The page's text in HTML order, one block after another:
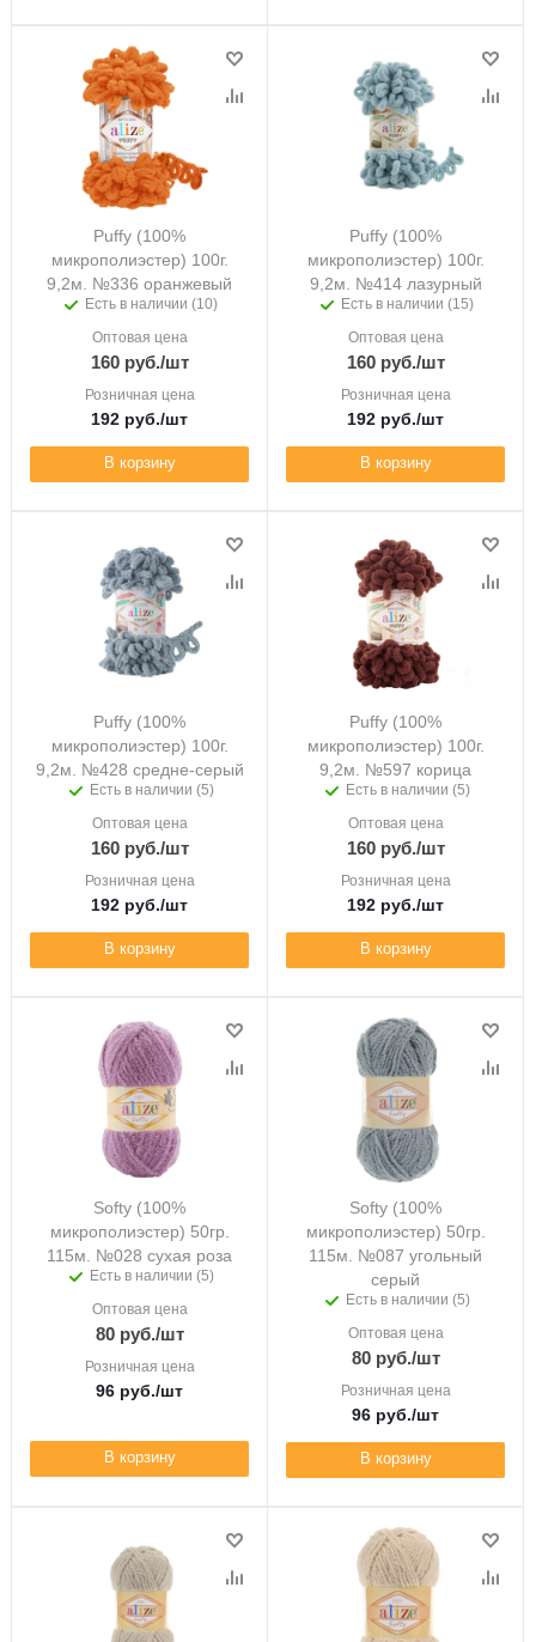
Puffy (100%
микрополиэстер) 100г.
9,2м. №336 оранжевый
Есть в наличии (10)
Оптовая цена
160руб./шт
Розничная цена
192 руб./шт
В корзину
Puffy (100%
микрополиэстер) 100г.
9,2м. №414 лазурный
Есть в наличии (15)
Оптовая цена
160руб./шт
Розничная цена
192 руб./шт
В корзину
Puffy (100%
микрополиэстер) 100г.
9,2м. №428 средне-серый
Есть в наличии (5)
Оптовая цена
160руб./шт
Розничная цена
192 руб./шт
В корзину
Puffy (100%
микрополиэстер) 100г.
9,2м. №597 корица
Есть в наличии (5)
Оптовая цена
160руб./шт
Розничная цена
192 руб./шт
В корзину
Softy (100%
микрополиэстер) 50гр.
115м. №028 сухая роза
Есть в наличии (5)
Оптовая цена
80руб./шт
Розничная цена
96 руб./шт
В корзину
Softy (100%
микрополиэстер) 50гр.
115м. №087 угольный
серый
Есть в наличии (5)
Оптовая цена
80руб./шт
Розничная цена
96 руб./шт
В корзину